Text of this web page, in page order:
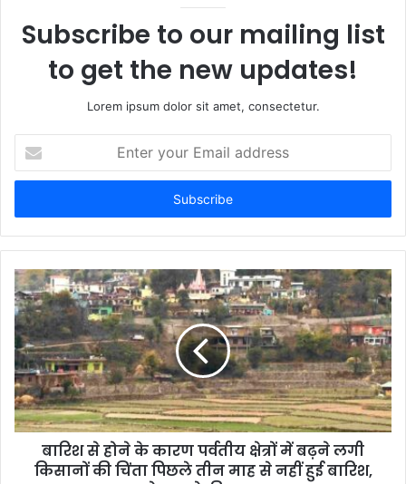
Subscribe to our mailing list
to get the new updates!
Lorem ipsum dolor sit amet, consectetur.
your
Email
बारिश से होने के कारण पर्वतीय क्षेत्रों में बढ़ने लगी
किसानों की चिंता पिछले तीन माह से नहीं हुई बारिश,